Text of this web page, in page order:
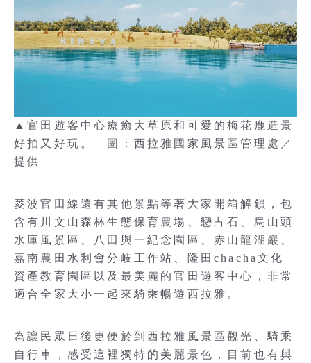
▲官田遊客中心療癒大草原和可愛的梅花鹿造景
好拍又好玩。 圖：西拉雅國家風景區管理處／
提供
菱波官田線還有其他景點等著大家開箱解鎖，包
含有川文山森林生態保育農場、戀占石、烏山頭
水庫風景區、八田與一紀念園區、赤山龍湖巖、
嘉南農田水利會分岐工作站、隆田chacha文化
資產教育園區以及最美麗的官田遊客中心，非常
適合全家大小一起來騎乘暢遊西拉雅。
為讓民眾日後更便於到西拉雅風景區觀光、騎乘
自行車，感受這裡獨特的美麗景色，目前也有與